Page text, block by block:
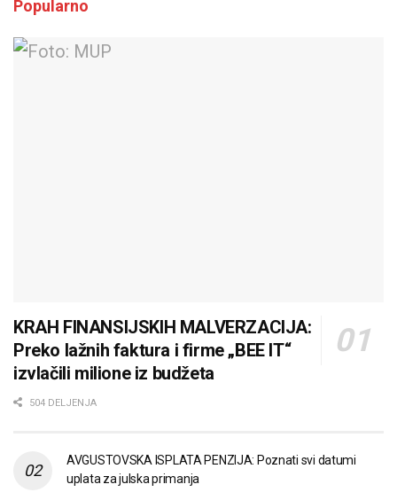
Popularno
KRAH FINANSIJSKIH MALVERZACIJA:
Preko lažnih faktura i firme „BEE IT“
izvlačili milione iz budžeta
504 DELJENJA
AVGUSTOVSKA ISPLATA PENZIJA: Poznati svi datumi
uplata za julska primanja